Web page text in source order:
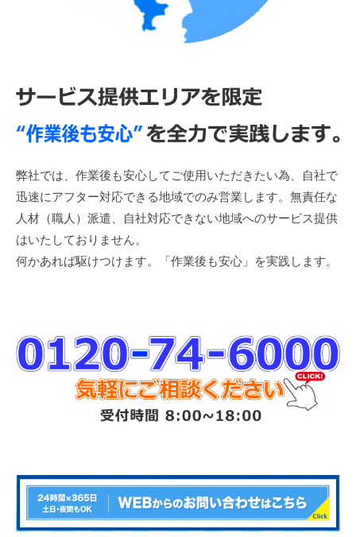
弊社では、作業後も安心してご使用いただきたい為、自社で
迅速にアフター対応できる地域でのみ営業します。無責任な
人材（職人）派遣、自社対応できない地域へのサービス提供
はいたしておりません。
何かあれば駆けつけます。「作業後も安心」を実践します。